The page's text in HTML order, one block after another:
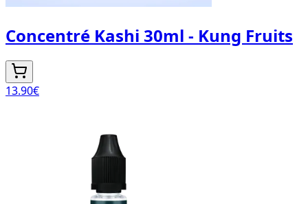
Concentré Kashi 30ml - Kung Fruits
13.90€